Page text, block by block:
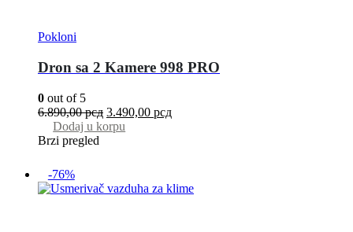
Pokloni
Dron sa 2 Kamere 998 PRO
0 out of 5
6.890,00рсд 3.490,00 рсд
Dodaj u korpu
Brzi pregled
-76%